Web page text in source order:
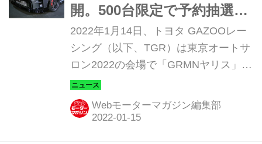
開。500台限定で予約抽選の
受付を開始
2022年1月14日、トヨタ GAZOOレー
シング（以下、TGR）は東京オートサ
ロン2022の会場で「GRMNヤリス」を
初披露した。500台の限定モデルで、
2022年夏ごろより全国のGRガレージ
で販売を予定している。
Webモーターマガジン編集部